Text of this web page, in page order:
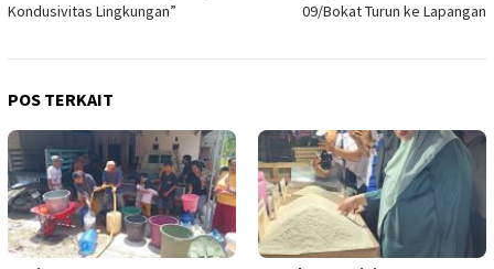
Kondusivitas Lingkungan”
09/Bokat Turun ke Lapangan
POS TERKAIT